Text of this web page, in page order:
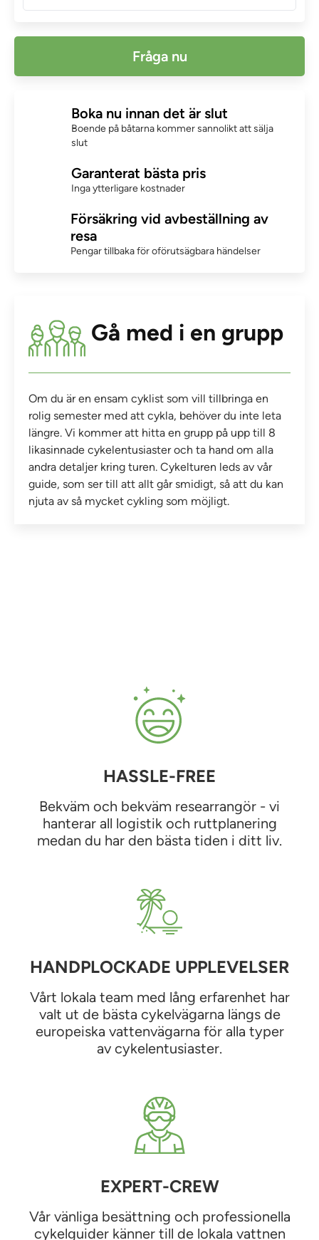
Fråga nu
Boka nu innan det är slut
Boende på båtarna kommer sannolikt att sälja
slut
Garanterat bästa pris
Inga ytterligare kostnader
Försäkring vid avbeställning av
resa
Pengar tillbaka för oförutsägbara händelser
Gå med i en grupp
Om du är en ensam cyklist som vill tillbringa en
rolig semester med att cykla, behöver du inte leta
längre. Vi kommer att hitta en grupp på upp till 8
likasinnade cykelentusiaster och ta hand om alla
andra detaljer kring turen. Cykelturen leds av vår
guide, som ser till att allt går smidigt, så att du kan
njuta av så mycket cykling som möjligt.
HASSLE-FREE
Bekväm och bekväm researrangör - vi
hanterar all logistik och ruttplanering
medan du har den bästa tiden i ditt liv.
HANDPLOCKADE UPPLEVELSER
Vårt lokala team med lång erfarenhet har
valt ut de bästa cykelvägarna längs de
europeiska vattenvägarna för alla typer
av cykelentusiaster.
EXPERT-CREW
Vår vänliga besättning och professionella
cykelguider känner till de lokala vattnen